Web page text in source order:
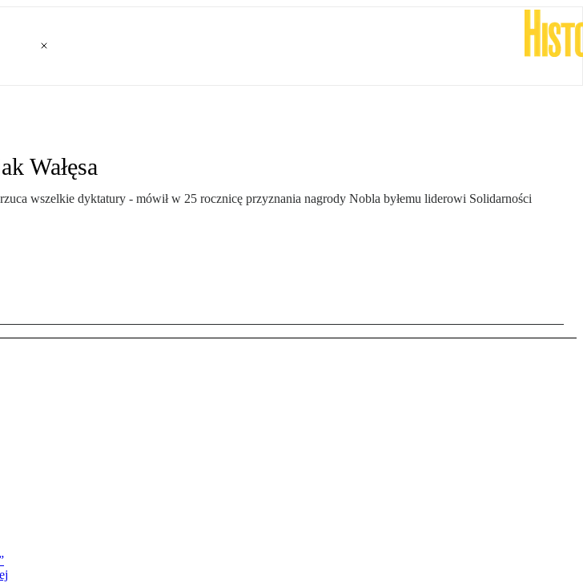
Wałęsa
wszelkie dyktatury - mówił w 25 rocznicę przyznania nagrody Nobla byłemu liderowi Solidarności